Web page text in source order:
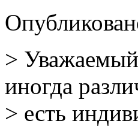
> Уважаемый
иногда
> есть